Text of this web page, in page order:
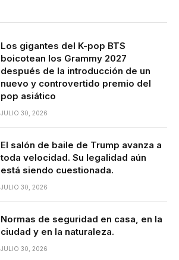
Los gigantes del K-pop BTS
boicotean los Grammy 2027
después de la introducción de un
nuevo y controvertido premio del
pop asiático
JULIO 30, 2026
El salón de baile de Trump avanza a
toda velocidad. Su legalidad aún
está siendo cuestionada.
JULIO 30, 2026
Normas de seguridad en casa, en la
ciudad y en la naturaleza.
JULIO 30, 2026